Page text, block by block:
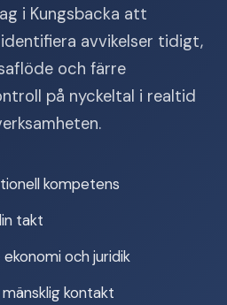
i Kungsbacka att
avvikelser tidigt,
och färre
på nyckeltal i realtid
kompetens
takt
och juridik
kontakt